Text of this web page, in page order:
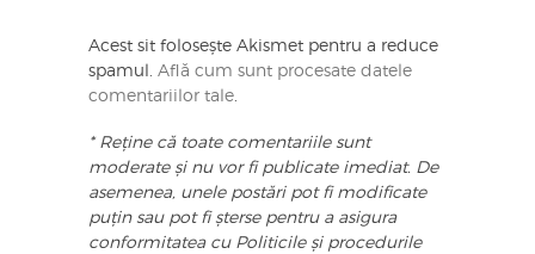
Acest sit folosește Akismet pentru a reduce
spamul. Află cum sunt procesate datele
comentariilor tale.
* Reține că toate comentariile sunt
moderate și nu vor fi publicate imediat. De
asemenea, unele postări pot fi modificate
puțin sau pot fi șterse pentru a asigura
conformitatea cu Politicile și procedurile